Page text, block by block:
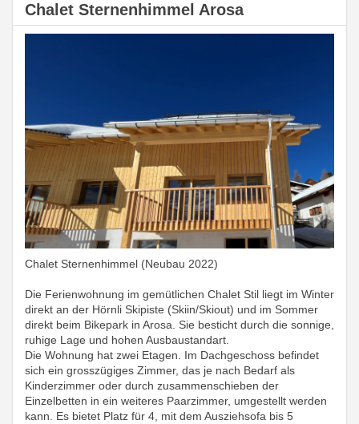
Chalet Sternenhimmel Arosa
Chalet Sternenhimmel (Neubau 2022)
Die Ferienwohnung im gemütlichen Chalet Stil liegt im Winter
direkt an der Hörnli Skipiste (Skiin/Skiout) und im Sommer
direkt beim Bikepark in Arosa. Sie besticht durch die sonnige,
ruhige Lage und hohen Ausbaustandart.
Die Wohnung hat zwei Etagen. Im Dachgeschoss befindet
sich ein grosszügiges Zimmer, das je nach Bedarf als
Kinderzimmer oder durch zusammenschieben der
Einzelbetten in ein weiteres Paarzimmer, umgestellt werden
kann. Es bietet Platz für 4, mit dem Ausziehsofa bis 5